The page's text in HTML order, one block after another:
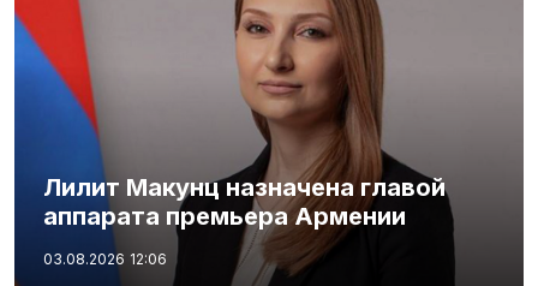
Лилит Макунц назначена главой
аппарата премьера Армении
03.08.2026 12:06